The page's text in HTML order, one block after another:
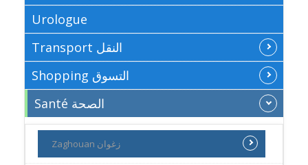
Urologue
Transport النقل
Shopping التسوق
Santé الصحة
Zaghouan زغوان